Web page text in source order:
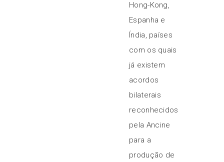
Hong-Kong,
Espanha e
Índia, países
com os quais
já existem
acordos
bilaterais
reconhecidos
pela Ancine
para a
produção de